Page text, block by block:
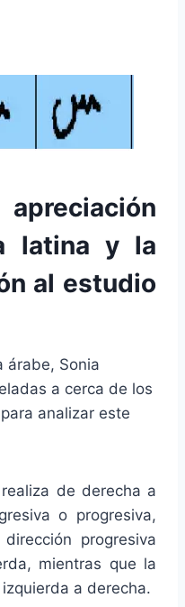
latina y la
al estudio
árabe, Sonia
a cerca de los
analizar este
de derecha a
o progresiva,
progresiva
mientras que la
a derecha.